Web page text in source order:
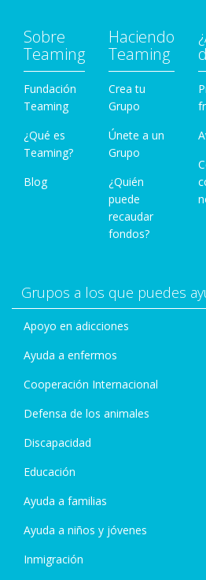
Sobre
Teaming
Fundación
Teaming
¿Qué es
Teaming?
Blog
Haciendo
Teaming
Crea tu
Grupo
Únete a un
Grupo
¿Quién
puede
recaudar
fondos?
Grupos a los que puedes
Apoyo en adicciones
Ayuda a enfermos
Cooperación Internacional
Defensa de los animales
Discapacidad
Educación
Ayuda a familias
Ayuda a niños y jóvenes
Inmigración